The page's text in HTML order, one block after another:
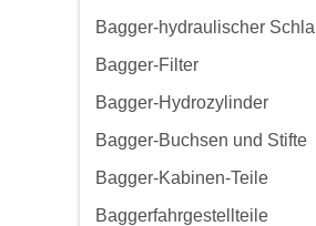
Bagger-hydraulischer
Bagger-Filter
Bagger-Hydrozylinder
Bagger-Buchsen und Stifte
Bagger-Kabinen-Teile
Baggerfahrgestellteile